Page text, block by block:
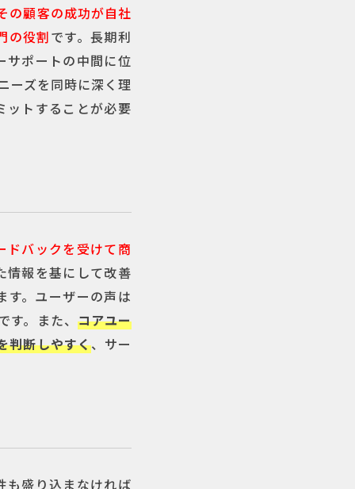
の顧客の成功が自社
の役割です。長期利
サポートの中間に位
ーズを同時に深く理
ットすることが必要
ドバックを受けて商
情報を基にして改善
す。ユーザーの声は
。また、 コアユー
判断しやすく、サー
も盛り込まなければ